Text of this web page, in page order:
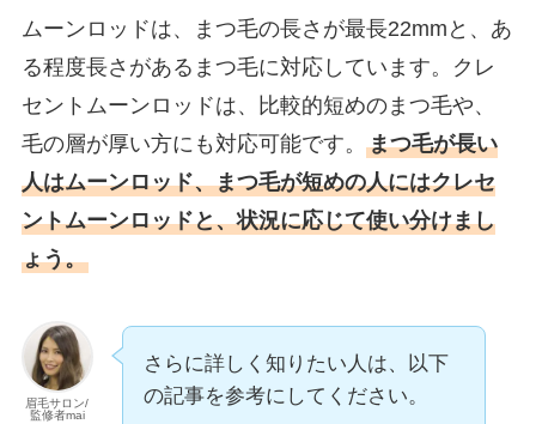
ムーンロッドは、まつ毛の長さが最長22mmと、あ
る程度長さがあるまつ毛に対応しています。クレ
セントムーンロッドは、比較的短めのまつ毛や、
毛の層が厚い方にも対応可能です。 まつ毛が長い
人はムーンロッド、まつ毛が短めの人にはクレセ
ントムーンロッドと、状況に応じて使い分けまし
ょう。
眉毛サロン/
監修者mai
さらに詳しく知りたい人は、以下
の記事を参考にしてください。